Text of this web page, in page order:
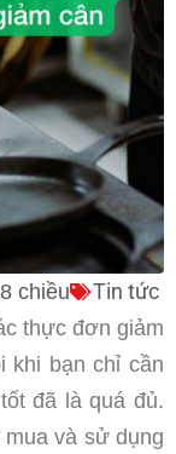
chiều Tin tức
thực đơn giảm
khi bạn chỉ cần
đã là quá đủ.
và sử dụng